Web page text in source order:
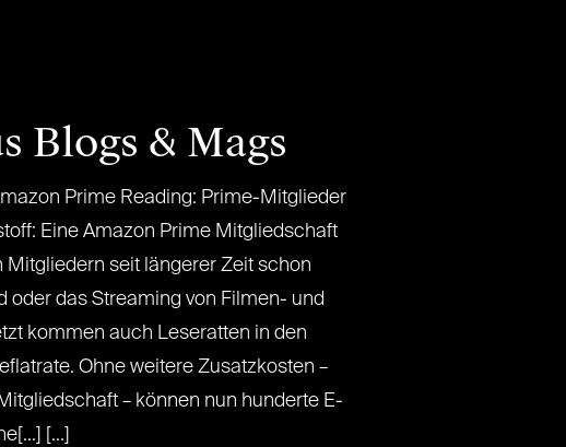
Blogs & Mags
Prime Reading: Prime-Mitglieder
Eine Amazon Prime Mitgliedschaft
seit längerer Zeit schon
oder das Streaming von Filmen- und
kommen auch Leseratten in den
Ohne weitere Zusatzkosten –
– können nun hunderte E-
[...]